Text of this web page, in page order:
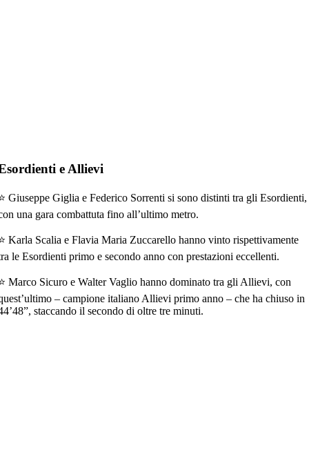
e Allievi
Giuseppe Giglia eFederico Sorrenti si sono distinti tra gliEsordienti,
una gara combattuta fino all’ultimo metro.
Karla Scalia eFlavia Maria Zuccarello hanno vinto rispettivamente
leEsordienti primo e secondo anno con prestazioni eccellenti.
Marco Sicuro eWalter Vaglio hanno dominato tra gli Allievi, con
– campione italiano Allievi primo anno – che ha chiuso in
, staccando il secondo di oltre tre minuti.